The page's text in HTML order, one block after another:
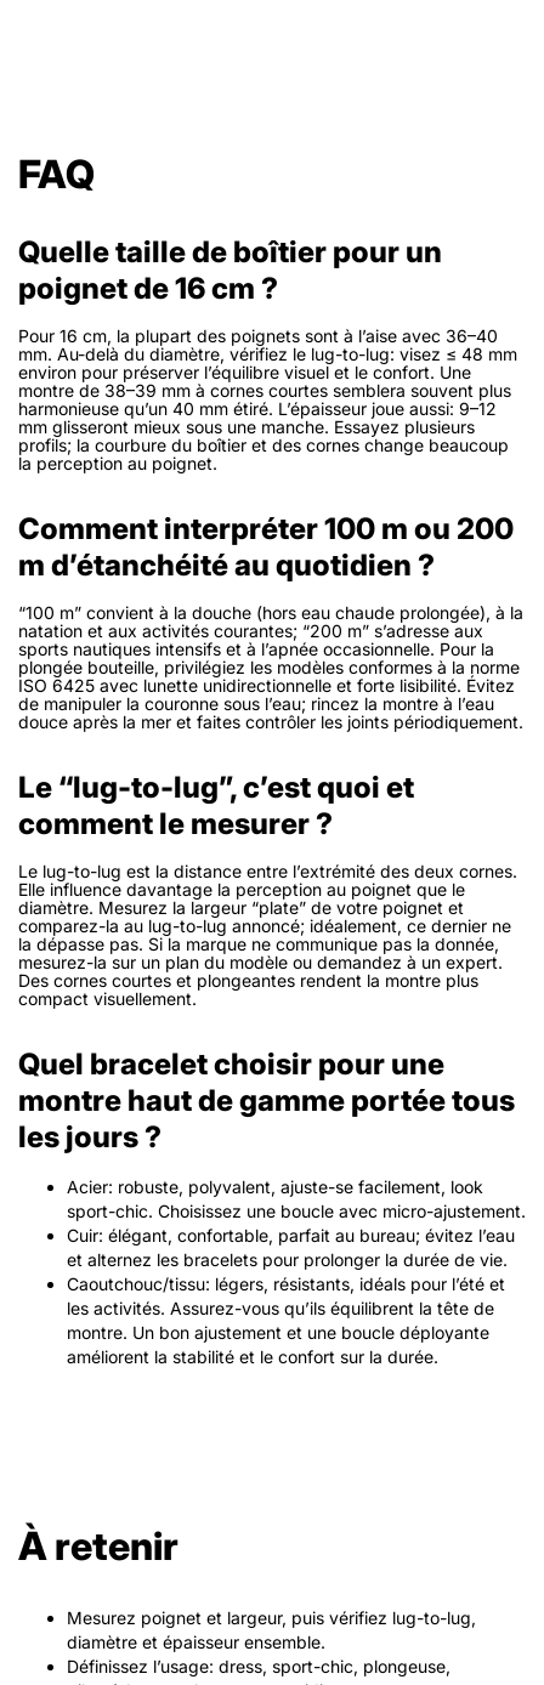
FAQ
Quelle taille de boîtier pour un
poignet de 16 cm ?
Pour 16 cm, la plupart des poignets sont à l’aise avec 36–40
mm. Au-delà du diamètre, vérifiez le lug-to-lug: visez ≤ 48 mm
environ pour préserver l’équilibre visuel et le confort. Une
montre de 38–39 mm à cornes courtes semblera souvent plus
harmonieuse qu’un 40 mm étiré. L’épaisseur joue aussi: 9–12
mm glisseront mieux sous une manche. Essayez plusieurs
profils; la courbure du boîtier et des cornes change beaucoup
la perception au poignet.
Comment interpréter 100 m ou 200
m d’étanchéité au quotidien ?
“100 m” convient à la douche (hors eau chaude prolongée), à la
natation et aux activités courantes; “200 m” s’adresse aux
sports nautiques intensifs et à l’apnée occasionnelle. Pour la
plongée bouteille, privilégiez les modèles conformes à la norme
ISO 6425 avec lunette unidirectionnelle et forte lisibilité. Évitez
de manipuler la couronne sous l’eau; rincez la montre à l’eau
douce après la mer et faites contrôler les joints périodiquement.
Le “lug-to-lug”, c’est quoi et
comment le mesurer ?
Le lug-to-lug est la distance entre l’extrémité des deux cornes.
Elle influence davantage la perception au poignet que le
diamètre. Mesurez la largeur “plate” de votre poignet et
comparez-la au lug-to-lug annoncé; idéalement, ce dernier ne
la dépasse pas. Si la marque ne communique pas la donnée,
mesurez-la sur un plan du modèle ou demandez à un expert.
Des cornes courtes et plongeantes rendent la montre plus
compact visuellement.
Quel bracelet choisir pour une
montre haut de gamme portée tous
les jours ?
Acier: robuste, polyvalent, ajuste-se facilement, look
sport-chic. Choisissez une boucle avec micro-ajustement.
Cuir: élégant, confortable, parfait au bureau; évitez l’eau
et alternez les bracelets pour prolonger la durée de vie.
Caoutchouc/tissu: légers, résistants, idéals pour l’été et
les activités. Assurez-vous qu’ils équilibrent la tête de
montre. Un bon ajustement et une boucle déployante
améliorent la stabilité et le confort sur la durée.
À retenir
Mesurez poignet et largeur, puis vérifiez lug-to-lug,
diamètre et épaisseur ensemble.
Définissez l’usage: dress, sport-chic, plongeuse,